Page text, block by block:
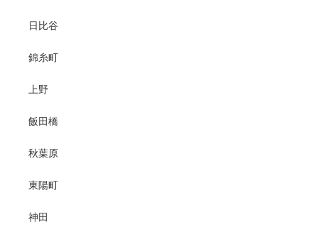
日比谷
錦糸町
上野
飯田橋
秋葉原
東陽町
神田